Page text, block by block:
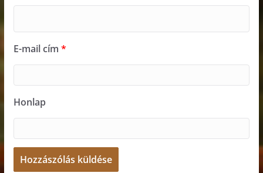
E-mail cím *
Honlap